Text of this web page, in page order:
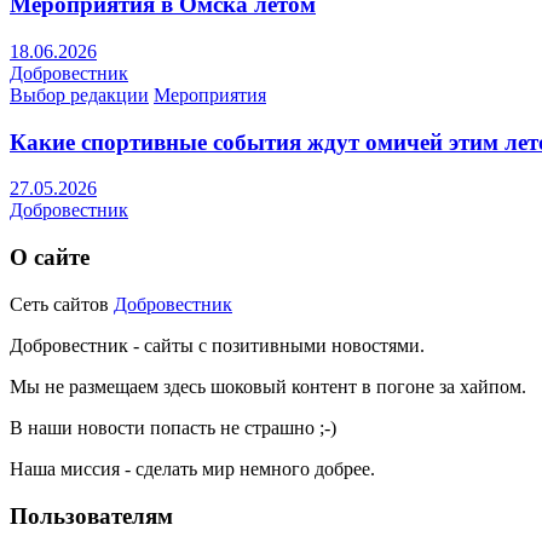
18.06.2026
Добровестник
Выбор редакции Мероприятия
Какие спортивные события ждут омичей этим
27.05.2026
Добровестник
О сайте
Сеть сайтов Добровестник
Добровестник - сайты с позитивными новостями.
Мы не размещаем здесь шоковый контент в погоне за хайпом.
В наши новости попасть не страшно ;-)
Наша миссия - сделать мир немного добрее.
Пользователям